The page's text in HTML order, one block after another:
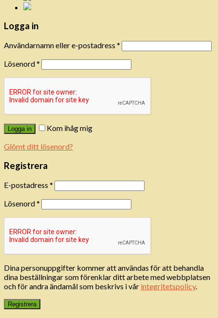
Logga in
Användarnamn eller e-postadress *
Lösenord*
Logga in
Kom ihåg mig
Glömt ditt lösenord?
Registrera
E-postadress *
Lösenord*
Dina personuppgifter kommer att användas för att behandla
dina beställningar som förenklar ditt arbete med webbplatsen
och för andra ändamål som beskrivs i vår integritetspolicy.
Registrera